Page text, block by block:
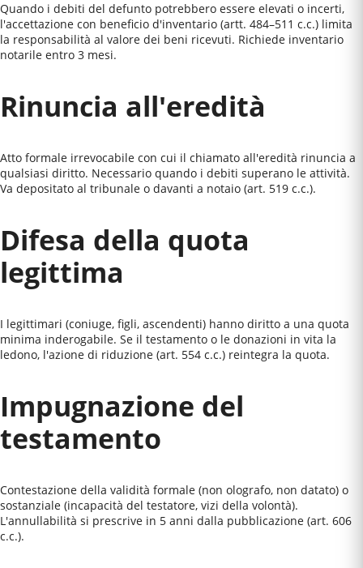
Quando i debiti del defunto potrebbero essere elevati o incerti,
l'accettazione con beneficio d'inventario (artt. 484–511 c.c.) limita
la responsabilità al valore dei beni ricevuti. Richiede inventario
notarile entro 3 mesi.
Rinuncia all'eredità
Atto formale irrevocabile con cui il chiamato all'eredità rinuncia a
qualsiasi diritto. Necessario quando i debiti superano le attività.
Va depositato al tribunale o davanti a notaio (art. 519 c.c.).
Difesa della quota
legittima
I legittimari (coniuge, figli, ascendenti) hanno diritto a una quota
minima inderogabile. Se il testamento o le donazioni in vita la
ledono, l'azione di riduzione (art. 554 c.c.) reintegra la quota.
Impugnazione del
testamento
Contestazione della validità formale (non olografo, non datato) o
sostanziale (incapacità del testatore, vizi della volontà).
L'annullabilità si prescrive in 5 anni dalla pubblicazione (art. 606
c.c.).